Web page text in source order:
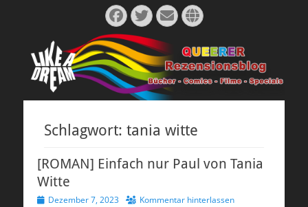
Facebook
Twitter
E-
Mail
Website
Schlagwort: tania witte
[ROMAN] Einfach nur Paul von Tania
Witte
Veröffentlicht
Dezember 7, 2023 Kommentar hinterlassen